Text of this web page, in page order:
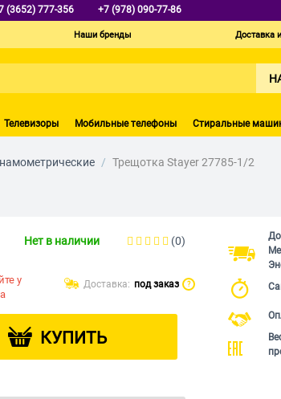
(3652) 777-356 +7 (978) 090-77-86
Наши бренды Доставка
Телевизоры Мобильные телефоны Стиральные
/ Трещотка Stayer 27785-1/2
Нет в наличии (0)
у
Доставка: под заказ ?
КУПИТЬ